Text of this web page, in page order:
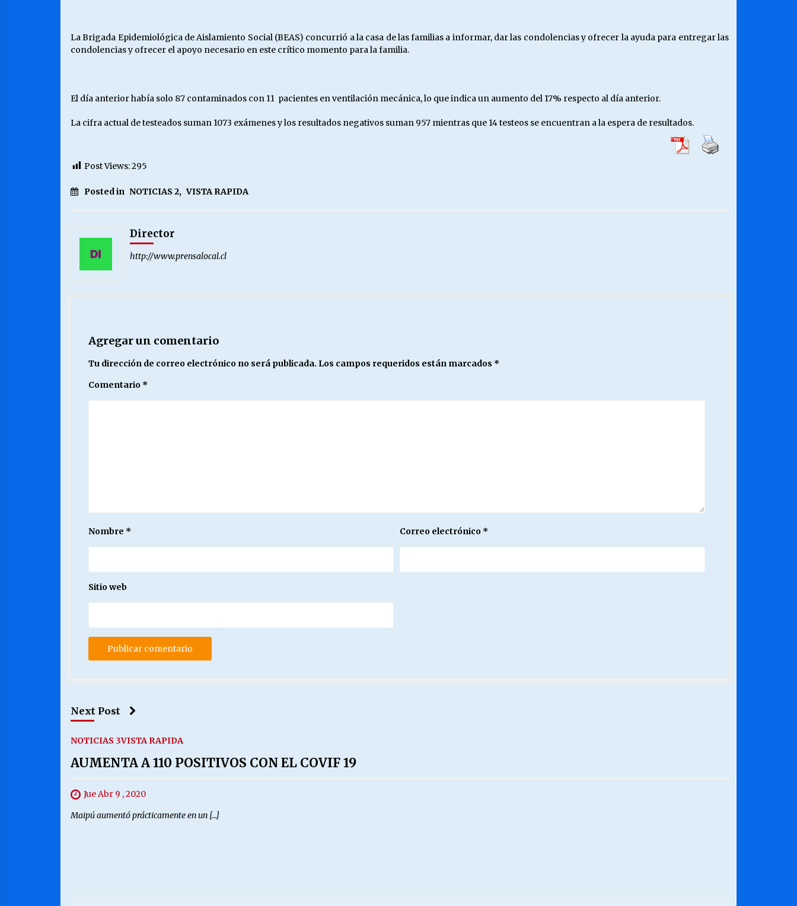
La Brigada Epidemiológica de Aislamiento Social (BEAS) concurrió a la casa de las familias a informar, dar las condolencias y ofrecer la ayuda para entregar las
condolencias y ofrecer el apoyo necesario en este crítico momento para la familia.
El día anterior había solo 87 contaminados con 11 pacientes en ventilación mecánica, lo que indica un aumento del 17% respecto al día anterior.
La cifra actual de testeados suman 1073 exámenes y los resultados negativos suman 957 mientras que 14 testeos se encuentran a la espera de resultados.
Post Views:295
Posted in NOTICIAS 2, VISTA RAPIDA
Director
http://www.prensalocal.cl
Agregar un comentario
Tu dirección de correo electrónico no será publicada. Los campos requeridos están marcados *
Comentario *
Nombre * Correo electrónico *
Sitio web
Next Post
NOTICIAS 3VISTA RAPIDA
AUMENTA A 110 POSITIVOS CON EL COVIF 19
Jue Abr 9 , 2020
Maipú aumentó prácticamente en un […]